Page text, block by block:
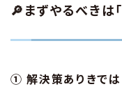
🔎まずやるべきは
① 解決策ありきで